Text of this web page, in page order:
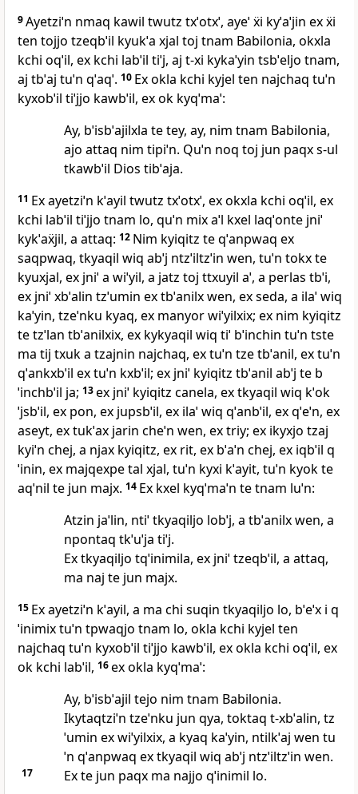
9Ayetziˈn nmaq kawil twutz txˈotxˈ, ayeˈ ẍi kyˈaˈjin ex ẍi
ten tojjo tzeqbˈil kyukˈa xjal toj tnam Babilonia, okxla
kchi oqˈil, ex kchi labˈil tiˈj, aj t‑xi kykaˈyin tsbˈeljo tnam,
aj tbˈaj tuˈn qˈaqˈ. 10 Ex okla kchi kyjel ten najchaq tuˈn
kyxobˈil tiˈjjo kawbˈil, ex ok kyqˈmaˈ:
Ay, bˈisbˈajilxla te tey, ay, nim tnam Babilonia,
ajo attaq nim tipiˈn. Quˈn noq toj jun paqx s‑ul
tkawbˈil Dios tibˈaja.
11 Ex ayetziˈn kˈayil twutz txˈotxˈ, ex okxla kchi oqˈil, ex
kchi labˈil tiˈjjo tnam lo, quˈn mix aˈl kxel laqˈonte jniˈ
kykˈaẍjil, a attaq: 12 Nim kyiqitz te qˈanpwaq ex
saqpwaq, tkyaqil wiq abˈj ntzˈiltzˈin wen, tuˈn tokx te
kyuxjal, ex jniˈ a wiˈyil, a jatz toj ttxuyil aˈ, a perlas tbˈi,
ex jniˈ xbˈalin tzˈumin ex tbˈanilx wen, ex seda, a ilaˈ wiq
kaˈyin, tzeˈnku kyaq, ex manyor wiˈyilxix; ex nim kyiqitz
te tzˈlan tbˈanilxix, ex kykyaqil wiq tiˈ bˈinchin tuˈn tste
ma tij txuk a tzajnin najchaq, ex tuˈn tze tbˈanil, ex tuˈn
qˈankxbˈil ex tuˈn kxbˈil; ex jniˈ kyiqitz tbˈanil abˈj te b
ˈinchbˈil ja; 13ex jniˈ kyiqitz canela, ex tkyaqil wiq kˈok
ˈjsbˈil, ex pon, ex jupsbˈil, ex ilaˈ wiq qˈanbˈil, ex qˈeˈn, ex
aseyt, ex tukˈax jarin cheˈn wen, ex triy; ex ikyxjo tzaj
kyiˈn chej, a njax kyiqitz, ex rit, ex bˈaˈn chej, ex iqbˈil q
ˈinin, ex majqexpe tal xjal, tuˈn kyxi kˈayit, tuˈn kyok te
aqˈnil te jun majx. 14 Ex kxel kyqˈmaˈn te tnam luˈn:
Atzin jaˈlin, ntiˈ tkyaqiljo lobˈj, a tbˈanilx wen, a
npontaq tkˈuˈja tiˈj.
Ex tkyaqiljo tqˈinimila, ex jniˈ tzeqbˈil, a attaq,
ma naj te jun majx.
15 Ex ayetziˈn kˈayil, a ma chi suqin tkyaqiljo lo, bˈeˈx i q
ˈinimix tuˈn tpwaqjo tnam lo, okla kchi kyjel ten
najchaq tuˈn kyxobˈil tiˈjjo kawbˈil, ex okla kchi oqˈil, ex
ok kchi labˈil, 16ex okla kyqˈmaˈ:
Ay, bˈisbˈajil tejo nim tnam Babilonia.
Ikytaqtziˈn tzeˈnku jun qya, toktaq t‑xbˈalin, tz
ˈumin ex wiˈyilxix, a kyaq kaˈyin, ntilkˈaj wen tu
ˈn qˈanpwaq ex tkyaqil wiq abˈj ntzˈiltzˈin wen.
17 Ex te jun paqx ma najjo qˈinimil lo.